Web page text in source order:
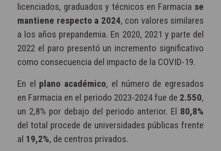
licenciados, graduados y técnicos en Farmacia se
mantiene respecto a 2024, con valores similares
a los años prepandemia. En 2020, 2021 y parte del
2022 el paro presentó un incremento significativo
como consecuencia del impacto de la COVID-19.
En el plano académico, el número de egresados
en Farmacia en el periodo 2023-2024 fue de 2.550,
un 2,8% por debajo del periodo anterior. El 80,8%
del total procede de universidades públicas frente
al 19,2%, de centros privados.